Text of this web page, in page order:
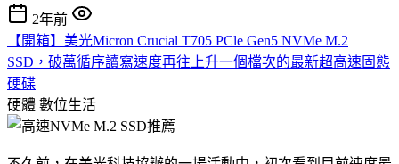
2年前
【開箱】美光Micron Crucial T705 PCle Gen5 NVMe M.2
SSD，破萬循序讀寫速度再往上升一個檔次的最新超高速固態
硬碟
硬體 數位生活